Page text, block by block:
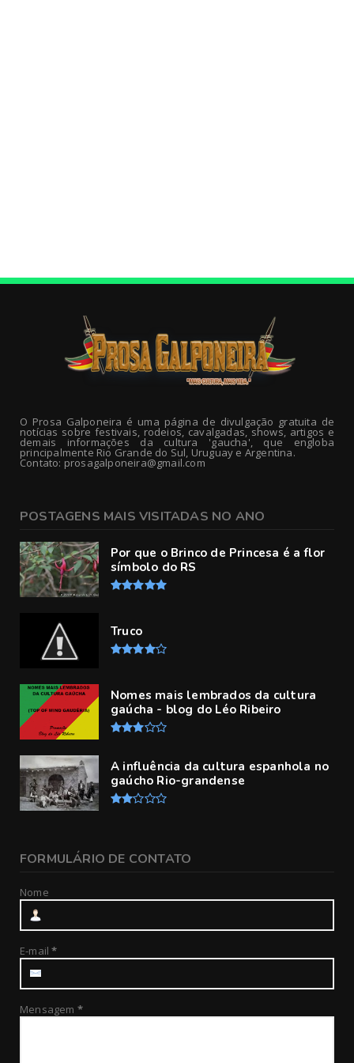
O Prosa Galponeira é uma página de divulgação gratuita de
notícias sobre festivais, rodeios, cavalgadas, shows, artigos e
demais informações da cultura 'gaucha', que engloba
principalmente Rio Grande do Sul, Uruguay e Argentina.
Contato: prosagalponeira@gmail.com
POSTAGENS MAIS VISITADAS NO ANO
Por que o Brinco de Princesa é a flor
símbolo do RS
Truco
Nomes mais lembrados da cultura
gaúcha - blog do Léo Ribeiro
A influência da cultura espanhola no
gaúcho Rio-grandense
FORMULÁRIO DE CONTATO
Nome
E-mail*
Mensagem *